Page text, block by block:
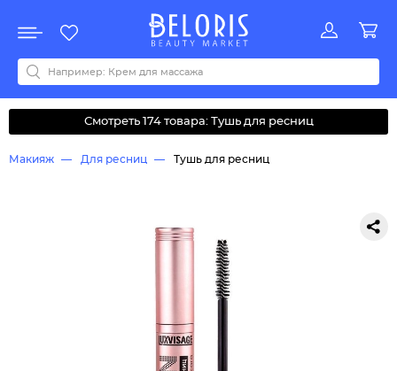
Акции
Все бренды
0-9ABCDEFGHIJKLMNOPQRSTUVWYZАБВДЗИМОКЛНПРСТУФ
Смотреть 174 товара: Тушь для ресниц
Макияж Для ресниц Тушь для ресниц